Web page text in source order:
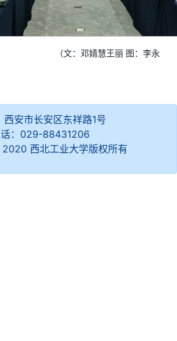
婧慧王丽 图：李永
西安市长安区东祥路1号
话：029-88431206
西北工业大学版权所有